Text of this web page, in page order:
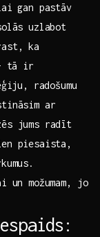
gan pastāv
uzlabot
ka
tā ir​
radošumu
ar
jums radīt
piesaista,
možumam, jo